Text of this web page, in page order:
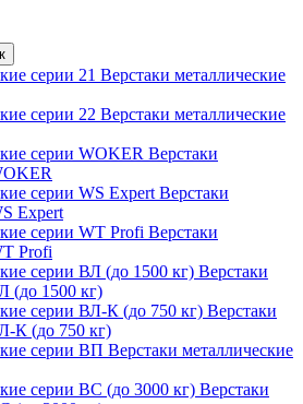
Верстаки металлические
Верстаки металлические
Верстаки
Верстаки
Expert
Верстаки
Profi
Верстаки
(до 1500 кг)
Верстаки
К (до 750 кг)
Верстаки металлические
Верстаки